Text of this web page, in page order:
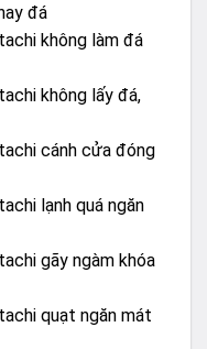
đá
không làm đá
không lấy đá,
cánh cửa đóng
lạnh quá ngăn
gãy ngàm khóa
quạt ngăn mát